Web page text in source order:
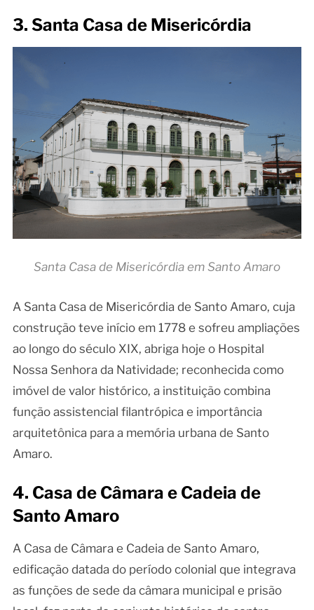
3. Santa Casa de Misericórdia
Santa Casa de Misericórdia em Santo Amaro
A Santa Casa de Misericórdia de Santo Amaro, cuja
construção teve início em 1778 e sofreu ampliações
ao longo do século XIX, abriga hoje o Hospital
Nossa Senhora da Natividade; reconhecida como
imóvel de valor histórico, a instituição combina
função assistencial filantrópica e importância
arquitetônica para a memória urbana de Santo
Amaro.
4. Casa de Câmara e Cadeia de
Santo Amaro
A Casa de Câmara e Cadeia de Santo Amaro,
edificação datada do período colonial que integrava
as funções de sede da câmara municipal e prisão